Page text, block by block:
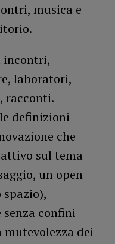
musica e
incontri,
laboratori,
racconti.
definizioni
che
sul tema
un open
spazio),
confini
dei